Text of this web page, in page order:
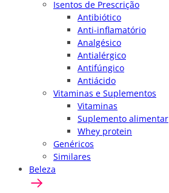
Isentos de Prescrição
Antibiótico
Anti-inflamatório
Analgésico
Antialérgico
Antifúngico
Antiácido
Vitaminas e Suplementos
Vitaminas
Suplemento alimentar
Whey protein
Genéricos
Similares
Beleza